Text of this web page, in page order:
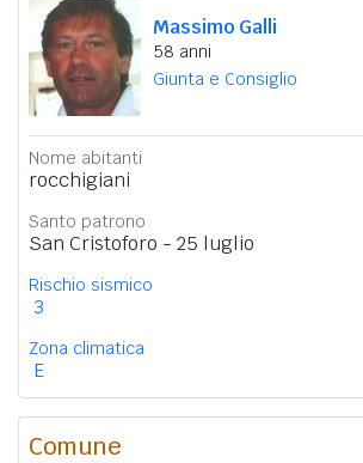
Massimo Galli
58 anni
Giunta e Consiglio
Nome abitanti
rocchigiani
Santo patrono
San Cristoforo - 25 luglio
Rischio sismico
3
Zona climatica
E
Comune